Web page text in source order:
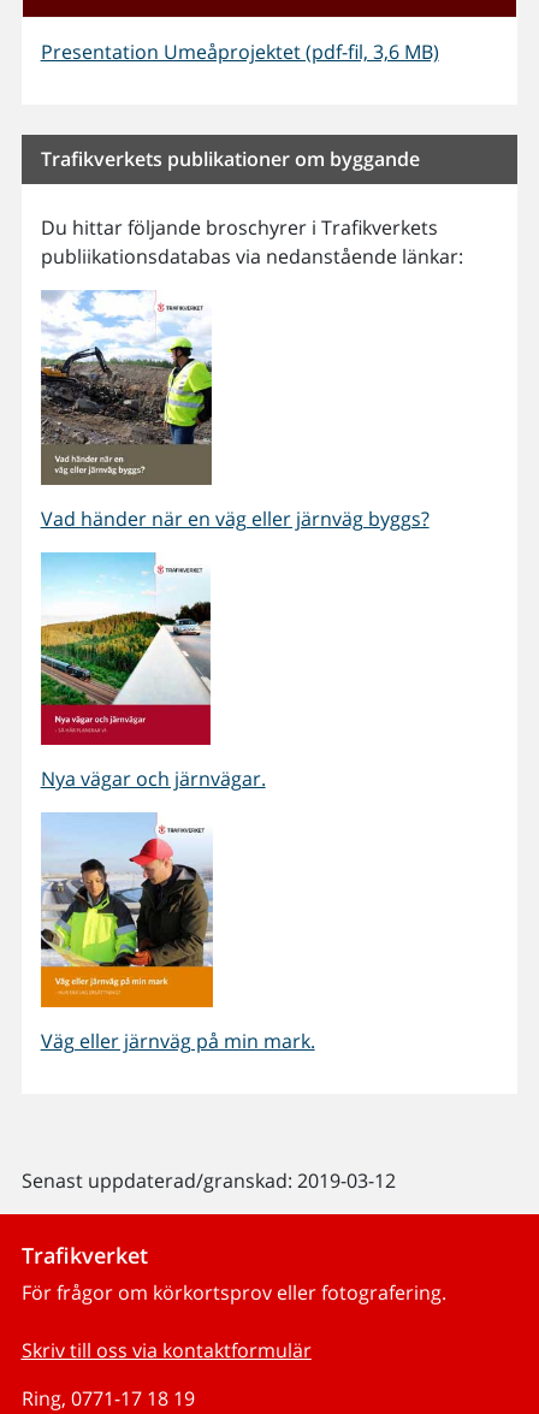
Presentation Umeåprojektet (pdf-fil, 3,6 MB)
Trafikverkets publikationer om byggande
Du hittar följande broschyrer i Trafikverkets
publiikationsdatabas via nedanstående länkar:
Vad händer när en väg eller järnväg byggs?
Nya vägar och järnvägar.
Väg eller järnväg på min mark.
Senast uppdaterad/granskad: 2019-03-12
Trafikverket
För frågor om körkortsprov eller fotografering.
Skriv till oss via kontaktformulär
Ring, 0771-17 18 19